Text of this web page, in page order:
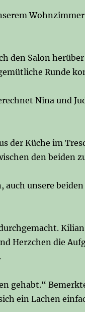
den Salon
Runde
Nina und
der Küche im
den beiden
unsere
Herzchen die
gehabt.“
ein Lachen